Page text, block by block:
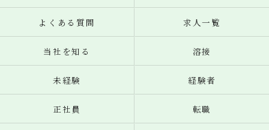
よくある質問 求人一覧
当社を知る 溶接
未経験 経験者
正社員 転職